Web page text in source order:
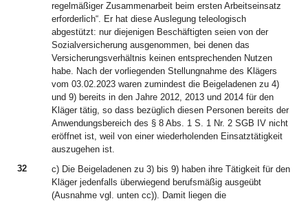
regelmäßiger Zusammenarbeit beim ersten Arbeitseinsatz
erforderlich“. Er hat diese Auslegung teleologisch
abgestützt: nur diejenigen Beschäftigten seien von der
Sozialversicherung ausgenommen, bei denen das
Versicherungsverhältnis keinen entsprechenden Nutzen
habe. Nach der vorliegenden Stellungnahme des Klägers
vom 03.02.2023 waren zumindest die Beigeladenen zu 4)
und 9) bereits in den Jahre 2012, 2013 und 2014 für den
Kläger tätig, so dass bezüglich diesen Personen bereits der
Anwendungsbereich des § 8 Abs. 1 S. 1 Nr. 2 SGB IV nicht
eröffnet ist, weil von einer wiederholenden Einsatztätigkeit
auszugehen ist.
32
c) Die Beigeladenen zu 3) bis 9) haben ihre Tätigkeit für den
Kläger jedenfalls überwiegend berufsmäßig ausgeübt
(Ausnahme vgl. unten cc)). Damit liegen die